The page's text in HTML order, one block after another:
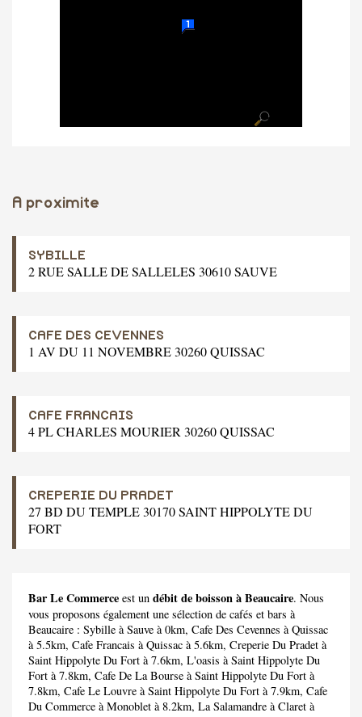
A proximite
SYBILLE
2 RUE SALLE DE SALLELES 30610 SAUVE
CAFE DES CEVENNES
1 AV DU 11 NOVEMBRE 30260 QUISSAC
CAFE FRANCAIS
4 PL CHARLES MOURIER 30260 QUISSAC
CREPERIE DU PRADET
27 BD DU TEMPLE 30170 SAINT HIPPOLYTE DU
FORT
Bar Le Commerce est un débit de boisson à Beaucaire. Nous
vous proposons également une sélection de cafés et bars à
Beaucaire : Sybille à Sauve à 0km, Cafe Des Cevennes à Quissac
à 5.5km, Cafe Francais à Quissac à 5.6km, Creperie Du Pradet à
Saint Hippolyte Du Fort à 7.6km, L'oasis à Saint Hippolyte Du
Fort à 7.8km, Cafe De La Bourse à Saint Hippolyte Du Fort à
7.8km, Cafe Le Louvre à Saint Hippolyte Du Fort à 7.9km, Cafe
Du Commerce à Monoblet à 8.2km, La Salamandre à Claret à